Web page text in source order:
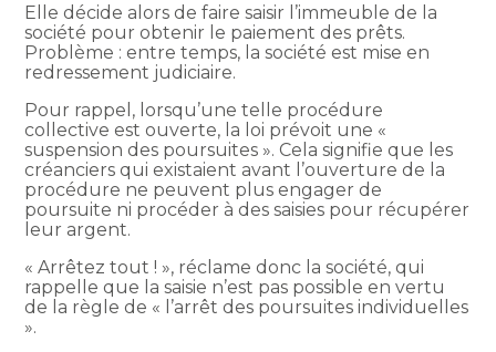
Elle décide alors de faire saisir l’immeuble de la
société pour obtenir le paiement des prêts.
Problème : entre temps, la société est mise en
redressement judiciaire.
Pour rappel, lorsqu’une telle procédure
collective est ouverte, la loi prévoit une «
suspension des poursuites ». Cela signifie que les
créanciers qui existaient avant l’ouverture de la
procédure ne peuvent plus engager de
poursuite ni procéder à des saisies pour récupérer
leur argent.
« Arrêtez tout ! », réclame donc la société, qui
rappelle que la saisie n’est pas possible en vertu
de la règle de « l’arrêt des poursuites individuelles
».